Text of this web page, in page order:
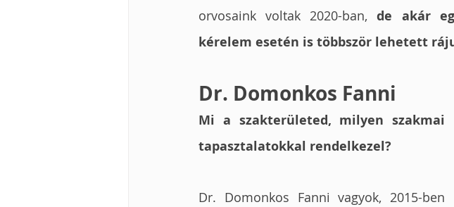
orvosaink voltak 2020-ban, de akár
kérelem esetén is többször lehetett
Dr. Domonkos Fanni
Mi a szakterületed, milyen szakmai
tapasztalatokkal rendelkezel?
Dr. Domonkos Fanni vagyok, 2015-ben